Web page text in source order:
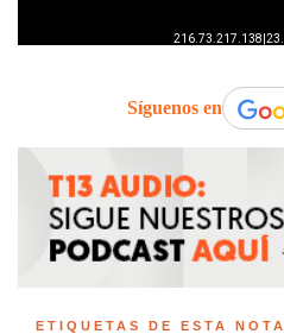
Síguenos en
ETIQUETAS DE ESTA NOTA